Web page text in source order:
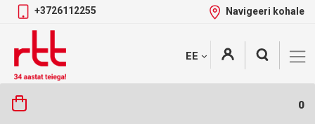
Skip
content
+3726112255 Navigeeri kohale
EE
0
Tootekategooriad +